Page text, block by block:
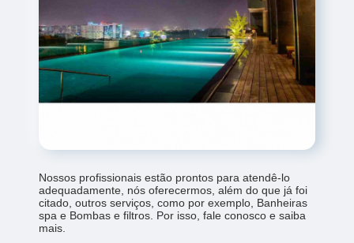
Nossos profissionais estão prontos para atendê-lo
adequadamente, nós oferecermos, além do que já foi
citado, outros serviços, como por exemplo, Banheiras
spa e Bombas e filtros. Por isso, fale conosco e saiba
mais.